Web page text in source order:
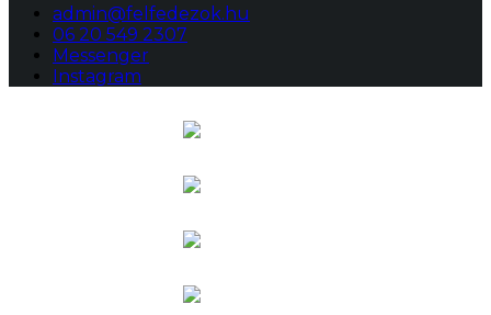
admin@felfedezok.hu
06 20 549 2307
Messenger
Instagram